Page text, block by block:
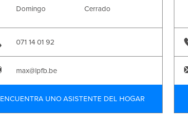
Domingo
Cerrado
071 14 01 92
max@lpfb.be
ENCUENTRA UNO ASISTENTE DEL HOGAR